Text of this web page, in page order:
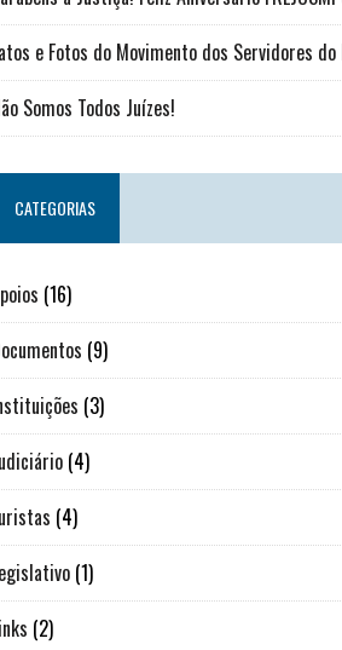
e Fotos do Movimento dos Servidores do
Somos Todos Juízes!
CATEGORIAS
(16)
(9)
(3)
(4)
(4)
(1)
(2)